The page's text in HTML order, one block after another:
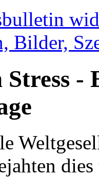
Bilder,
Stress -